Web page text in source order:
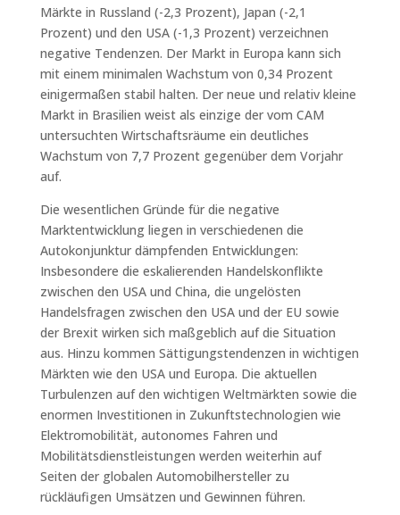
Märkte in Russland (-2,3 Prozent), Japan (-2,1
Prozent) und den USA (-1,3 Prozent) verzeichnen
negative Tendenzen. Der Markt in Europa kann sich
mit einem minimalen Wachstum von 0,34 Prozent
einigermaßen stabil halten. Der neue und relativ kleine
Markt in Brasilien weist als einzige der vom CAM
untersuchten Wirtschaftsräume ein deutliches
Wachstum von 7,7 Prozent gegenüber dem Vorjahr
auf.
Die wesentlichen Gründe für die negative
Marktentwicklung liegen in verschiedenen die
Autokonjunktur dämpfenden Entwicklungen:
Insbesondere die eskalierenden Handelskonflikte
zwischen den USA und China, die ungelösten
Handelsfragen zwischen den USA und der EU sowie
der Brexit wirken sich maßgeblich auf die Situation
aus. Hinzu kommen Sättigungstendenzen in wichtigen
Märkten wie den USA und Europa. Die aktuellen
Turbulenzen auf den wichtigen Weltmärkten sowie die
enormen Investitionen in Zukunftstechnologien wie
Elektromobilität, autonomes Fahren und
Mobilitätsdienstleistungen werden weiterhin auf
Seiten der globalen Automobilhersteller zu
rückläufigen Umsätzen und Gewinnen führen.